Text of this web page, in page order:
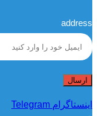
اینستاگرام Telegram